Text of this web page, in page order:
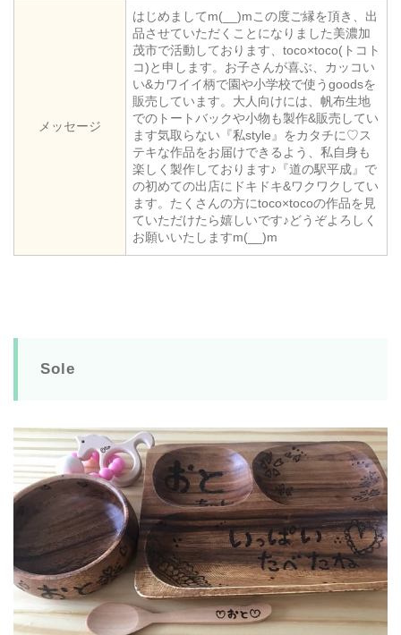
メッセージ
はじめましてm(__)mこの度ご縁を頂き、出
品させていただくことになりました美濃加
茂市で活動しております、toco×toco(トコト
コ)と申します。お子さんが喜ぶ、カッコい
い&カワイイ柄で園や小学校で使うgoodsを
販売しています。大人向けには、帆布生地
でのトートバックや小物も製作&販売してい
ます気取らない『私style』をカタチに♡ス
テキな作品をお届けできるよう、私自身も
楽しく製作しております♪『道の駅平成』で
の初めての出店にドキドキ&ワクワクしてい
ます。たくさんの方にtoco×tocoの作品を見
ていただけたら嬉しいです♪どうぞよろしく
お願いいたしますm(__)m
Sole